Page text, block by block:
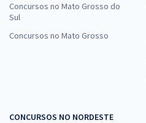
Concursos no Mato Grosso do
Sul
Concursos no Mato Grosso
CONCURSOS NO NORDESTE